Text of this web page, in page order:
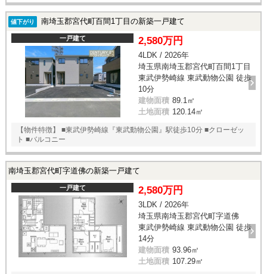
値下がり 南埼玉郡宮代町百間1丁目の新築一戸建て
一戸建て 2,580万円
4LDK / 2026年
埼玉県南埼玉郡宮代町百間1丁目
東武伊勢崎線 東武動物公園 徒歩
10分
建物面積 89.1㎡
土地面積 120.14㎡
【物件特徴】 ■東武伊勢崎線『東武動物公園』駅徒歩10分 ■クローゼッ
ト ■バルコニー
南埼玉郡宮代町字道佛の新築一戸建て
一戸建て 2,580万円
3LDK / 2026年
埼玉県南埼玉郡宮代町字道佛
東武伊勢崎線 東武動物公園 徒歩
14分
建物面積 93.96㎡
土地面積 107.29㎡